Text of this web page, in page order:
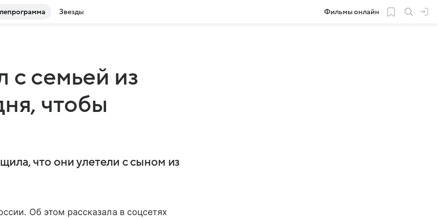
Звезды Фильмы онлайн
с семьей из
чтобы
что они улетели с сыном из
Об этом рассказала в соцсетях